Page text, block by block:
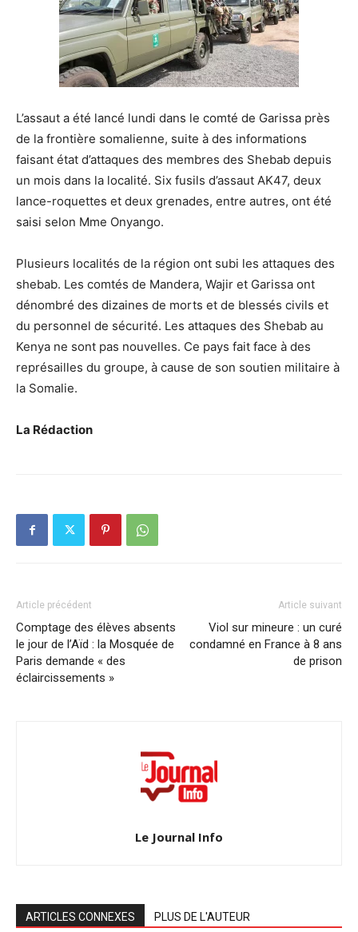
L’assaut a été lancé lundi dans le comté de Garissa près
de la frontière somalienne, suite à des informations
faisant état d’attaques des membres des Shebab depuis
un mois dans la localité. Six fusils d’assaut AK47, deux
lance-roquettes et deux grenades, entre autres, ont été
saisi selon Mme Onyango.
Plusieurs localités de la région ont subi les attaques des
shebab. Les comtés de Mandera, Wajir et Garissa ont
dénombré des dizaines de morts et de blessés civils et
du personnel de sécurité. Les attaques des Shebab au
Kenya ne sont pas nouvelles. Ce pays fait face à des
représailles du groupe, à cause de son soutien militaire à
la Somalie.
La Rédaction
Article précédent
Comptage des élèves absents
le jour de l’Aïd : la Mosquée de
Paris demande « des
éclaircissements »
Article suivant
Viol sur mineure : un curé
condamné en France à 8 ans
de prison
Le Journal Info
ARTICLES CONNEXES PLUS DE L'AUTEUR